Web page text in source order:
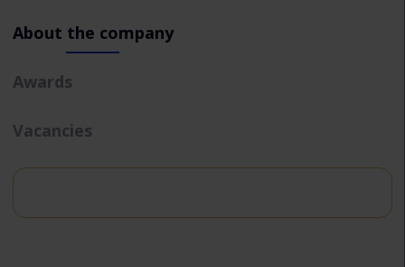
About the company
Awards
Vacancies